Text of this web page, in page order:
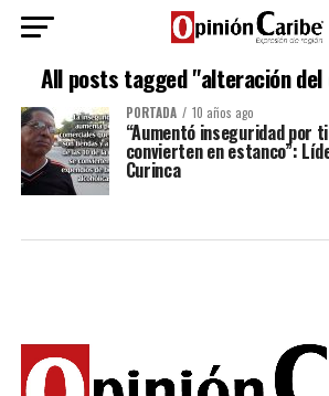
All posts tagged "alteración del
PORTADA 10 años ago
“Aumentó inseguridad por
convierten en estanco”:
Curinca